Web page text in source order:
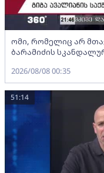
ომი, რომელიც არ
ბარამიძის
2026/08/08 00:35
51:14